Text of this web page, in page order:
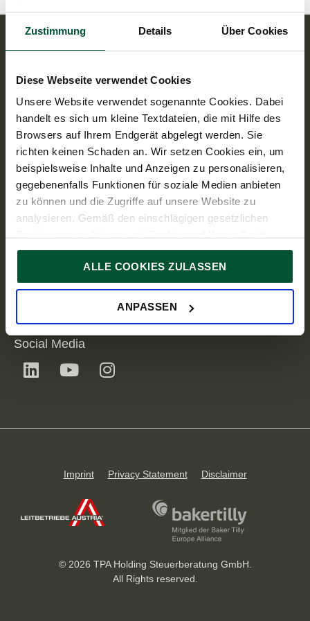
Zustimmung Details Über Cookies
Diese Webseite verwendet Cookies
Unsere Website verwendet sogenannte Cookies. Dabei
handelt es sich um kleine Textdateien, die mit Hilfe des
Browsers auf Ihrem Endgerät abgelegt werden. Sie
richten keinen Schaden an. Wir setzen Cookies ein, um
beispielsweise Inhalte und Anzeigen zu personalisieren,
gegebenenfalls Funktionen für soziale Medien anbieten
zu können und die Zugriffe auf unsere Website zu
analysieren. Gemäß den einschlägigen gesetzlichen
speichern, wenn diese für den Betrieb unserer Website
unbedingt notwendig sind. Für alle anderen Cookie-Typen
ersuchen wir um Ihre Einwilligung.
Sie können Ihre Einwilligung jederzeit in der
ALLE COOKIES ZULASSEN
ANPASSEN
EN
DE
Contact
+43 5 9975 1100
Address
Wiedner Gürtel 13, Turm24,1100 Vienna
Opening hours
Links
Know-how
Services
Industries
Press
TPA Group
Social Media
Imprint Privacy Statement Disclaimer
© 2026 TPA Holding Steuerberatung GmbH.
All Rights reserved.